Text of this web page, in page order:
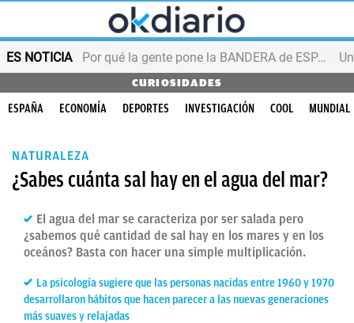
ES NOTICIA Por qué la gente pone la BANDERA de ESPAÑA en el balcón
CURIOSIDADES
ESPAÑA ECONOMÍA DEPORTES INVESTIGACIÓN COOL MUNDIAL
NATURALEZA
¿Sabes cuánta sal hay en el agua del mar?
El agua del mar se caracteriza por ser salada pero
¿sabemos qué cantidad de sal hay en los mares y en los
oceános? Basta con hacer una simple multiplicación.
La psicología sugiere que las personas nacidas entre 1960 y 1970
desarrollaron hábitos que hacen parecer a las nuevas generaciones
más suaves y relajadas